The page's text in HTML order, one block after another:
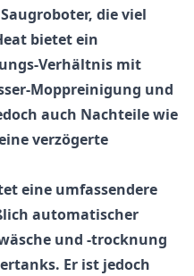
die viel
bietet ein
Verhältnis mit
Moppreinigung und
auch Nachteile wie
verzögerte
eine umfassendere
automatischer
und -trocknung
Er ist jedoch